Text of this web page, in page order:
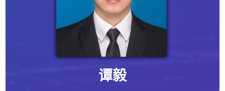
谭毅